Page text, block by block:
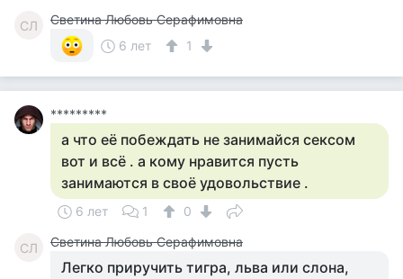
СЛ
Светина Любовь Серафимовна
6 лет
1
*********
а что её побеждать не занимайся сексом
вот и всё . а кому нравится пусть
занимаются в своё удовольствие .
6 лет 1 0
СЛ Светина Любовь Серафимовна
Легко приручить тигра, льва или слона,